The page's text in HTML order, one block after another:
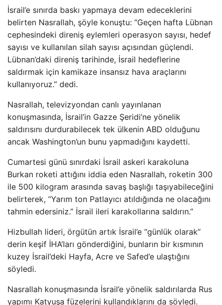
İsrail’e sınırda baskı yapmaya devam edeceklerini
belirten Nasrallah, şöyle konuştu: “Geçen hafta Lübnan
cephesindeki direniş eylemleri operasyon sayısı, hedef
sayısı ve kullanılan silah sayısı açısından güçlendi.
Lübnan’daki direniş tarihinde, İsrail hedeflerine
saldırmak için kamikaze insansız hava araçlarını
kullanıyoruz.” dedi.
Nasrallah, televizyondan canlı yayınlanan
konuşmasında, İsrail’in Gazze Şeridi’ne yönelik
saldırısını durdurabilecek tek ülkenin ABD olduğunu
ancak Washington’un bunu yapmadığını kaydetti.
Cumartesi günü sınırdaki İsrail askeri karakoluna
Burkan roketi attığını iddia eden Nasrallah, roketin 300
ile 500 kilogram arasında savaş başlığı taşıyabileceğini
belirterek, “Yarım ton Patlayıcı atıldığında ne olacağını
tahmin edersiniz.” İsrail ileri karakollarına saldırın.”
Hizbullah lideri, örgütün artık İsrail’e “günlük olarak”
derin keşif İHA’ları gönderdiğini, bunların bir kısmının
kuzey İsrail’deki Hayfa, Acre ve Safed’e ulaştığını
söyledi.
Nasrallah konuşmasında İsrail’e yönelik saldırılarda Rus
yapımı Katyuşa füzelerini kullandıklarını da söyledi.